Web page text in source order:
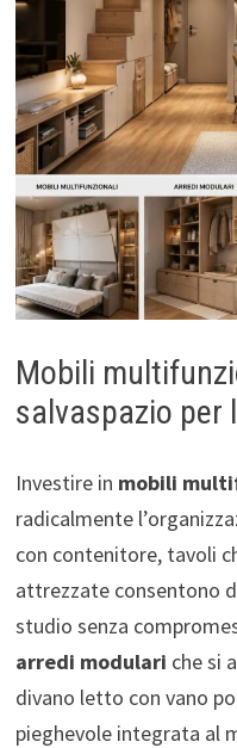
Mobili
salvaspazio per
Investire in mobili
radicalmente
con contenitore, tavoli
attrezzate consentono
studio senza
arredi modulari che si
divano letto con vano
pieghevole integrata al